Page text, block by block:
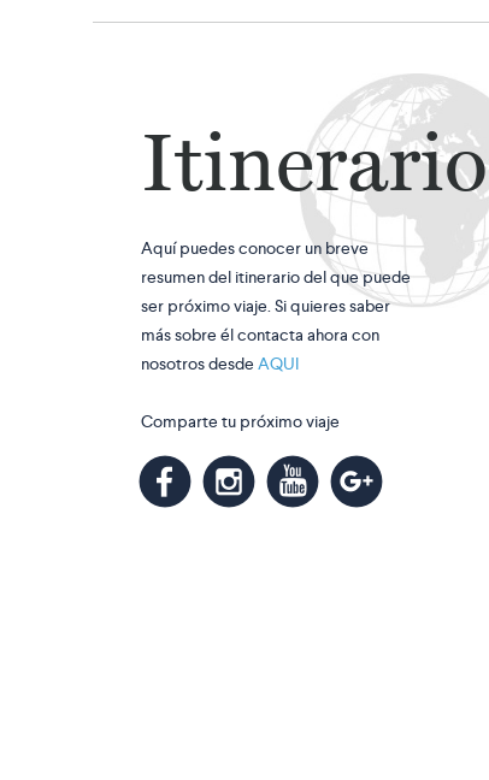
Itinerario
Aquí puedes conocer un breve
resumen del itinerario del que puede
ser próximo viaje. Si quieres saber
más sobre él contacta ahora con
nosotros desde AQUI
Comparte tu próximo viaje
mknl